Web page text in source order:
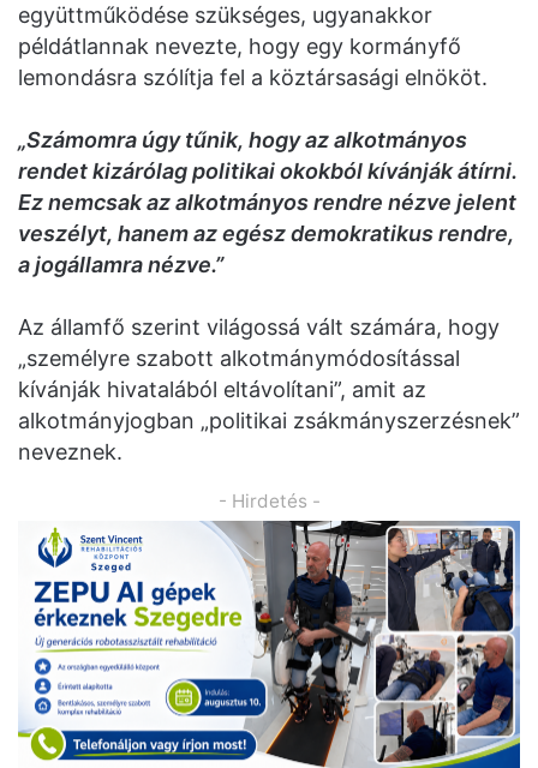
együttműködése szükséges, ugyanakkor
példátlannak nevezte, hogy egy kormányfő
lemondásra szólítja fel a köztársasági elnököt.
„Számomra úgy tűnik, hogy az alkotmányos
rendet kizárólag politikai okokból kívánják átírni.
Ez nemcsak az alkotmányos rendre nézve jelent
veszélyt, hanem az egész demokratikus rendre,
a jogállamra nézve.”
Az államfő szerint világossá vált számára, hogy
„személyre szabott alkotmánymódosítással
kívánják hivatalából eltávolítani”, amit az
alkotmányjogban „politikai zsákmányszerzésnek”
neveznek.
- Hirdetés -